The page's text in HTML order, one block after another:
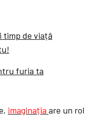
timp de viață
furia ta
imaginația are un rol